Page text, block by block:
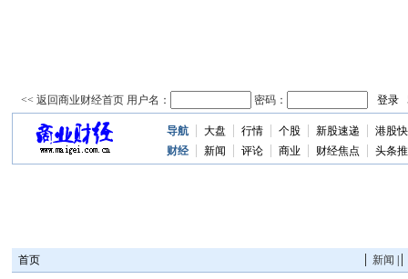
导航 大盘 行情 个股 新股速递
港股
财经
新闻 评论 商业 财经焦点 头条
首页 新闻